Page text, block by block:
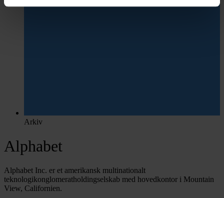
Arkiv
Alphabet
Alphabet Inc. er et amerikansk multinationalt
teknologikonglomeratholdingselskab med hovedkontor i Mountain
View, Californien.